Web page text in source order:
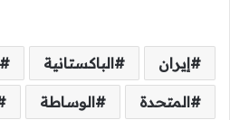
إيران الباكستانية
المتحدة الوساطة